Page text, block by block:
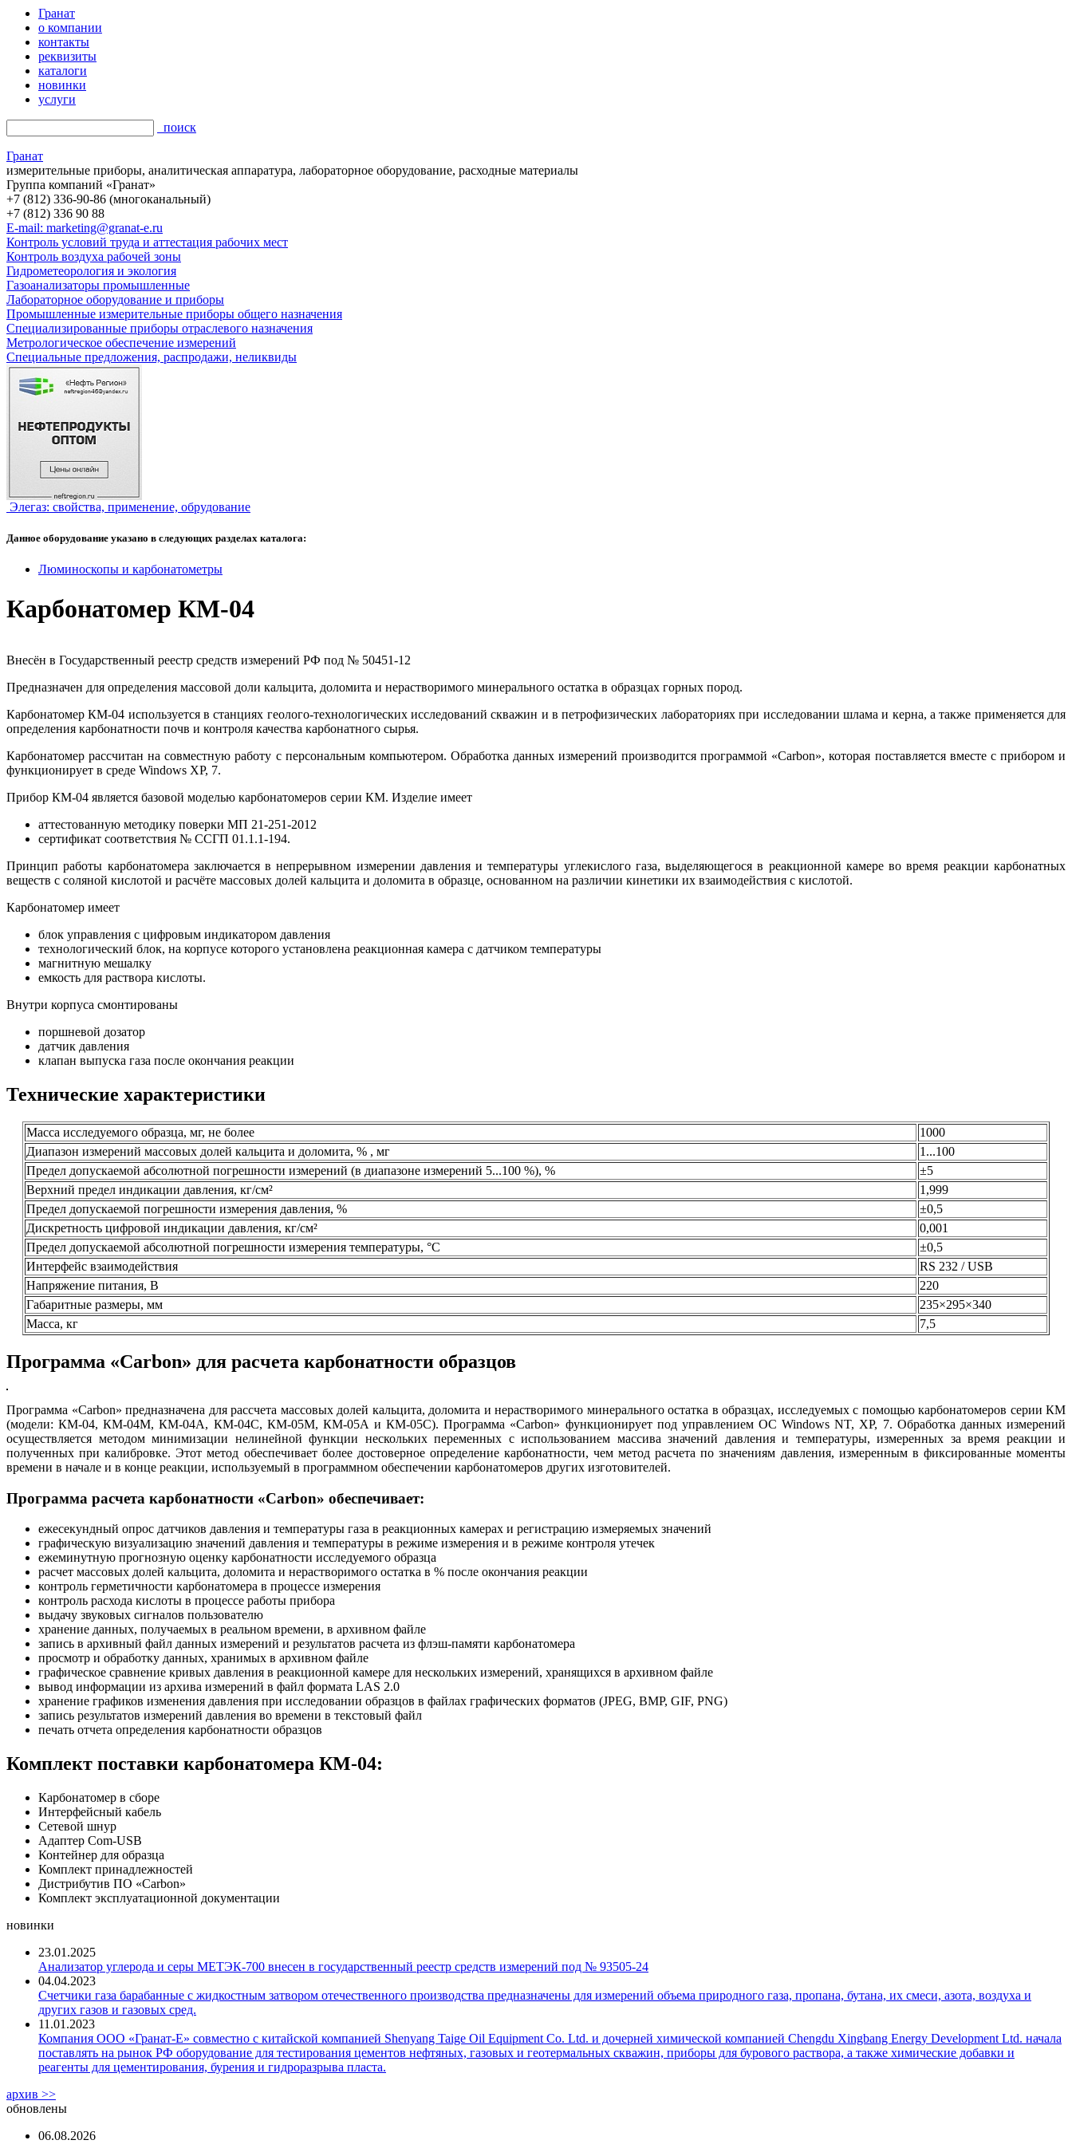
Гранат
о компании
контакты
реквизиты
каталоги
новинки
услуги
поиск
Гранат
измерительные приборы, аналитическая аппаратура, лабораторное оборудование, расходные материалы
Группа компаний «Гранат»
+7 (812) 336-90-86 (многоканальный)
+7 (812) 336 90 88
E-mail: marketing@granat-e.ru
Контроль условий труда и аттестация рабочих мест
Контроль воздуха рабочей зоны
Гидрометеорология и экология
Газоанализаторы промышленные
Лабораторное оборудование и приборы
Промышленные измерительные приборы общего назначения
Специализированные приборы отраслевого назначения
Метрологическое обеспечение измерений
Специальные предложения, распродажи, неликвиды
Элегаз: свойства, применение, обрудование
Данное оборудование указано в следующих разделах каталога:
Люминоскопы и карбонатометры
Карбонатомер КМ-04
Внесён в Государственный реестр средств измерений РФ под № 50451-12
Предназначен для определения массовой доли кальцита, доломита и нерастворимого минерального остатка в образцах горных пород.
Карбонатомер КМ-04 используется в станциях геолого-технологических исследований скважин и в петрофизических лабораториях при исследовании шлама и керна, а также применяется для
определения карбонатности почв и контроля качества карбонатного сырья.
Карбонатомер рассчитан на совместную работу с персональным компьютером. Обработка данных измерений производится программой «Carbon», которая поставляется вместе с прибором и
функционирует в среде Windows XP, 7.
Прибор КМ-04 является базовой моделью карбонатомеров серии КМ. Изделие имеет
аттестованную методику поверки МП 21-251-2012
сертификат соответствия № ССГП 01.1.1-194.
Принцип работы карбонатомера заключается в непрерывном измерении давления и температуры углекислого газа, выделяющегося в реакционной камере во время реакции карбонатных
веществ с соляной кислотой и расчёте массовых долей кальцита и доломита в образце, основанном на различии кинетики их взаимодействия с кислотой.
Карбонатомер имеет
блок управления с цифровым индикатором давления
технологический блок, на корпусе которого установлена реакционная камера с датчиком температуры
магнитную мешалку
емкость для раствора кислоты.
Внутри корпуса смонтированы
поршневой дозатор
датчик давления
клапан выпуска газа после окончания реакции
Технические характеристики
Масса исследуемого образца, мг, не более
1000
Диапазон измерений массовых долей кальцита и доломита, % , мг
1...100
Предел допускаемой абсолютной погрешности измерений (в диапазоне измерений 5...100 %), %
±5
Верхний предел индикации давления, кг/см²
1,999
Предел допускаемой погрешности измерения давления, %
±0,5
Дискретность цифровой индикации давления, кг/см²
0,001
Предел допускаемой абсолютной погрешности измерения температуры, °С
±0,5
Интерфейс взаимодействия
RS 232 / USB
Напряжение питания, В
220
Габаритные размеры, мм
235×295×340
Масса, кг
7,5
Программа «Carbon» для расчета карбонатности образцов
Программа «Carbon» предназначена для рассчета массовых долей кальцита, доломита и нерастворимого минерального остатка в образцах, исследуемых с помощью карбонатомеров серии КМ
(модели: КМ-04, КМ-04М, КМ-04А, КМ-04С, КМ-05М, КМ-05А и КМ-05С). Программа «Carbon» функционирует под управлением OC Windows NT, XP, 7. Обработка данных измерений
осуществляется методом минимизации нелинейной функции нескольких переменных с использованием массива значений давления и температуры, измеренных за время реакции и
полученных при калибровке. Этот метод обеспечивает более достоверное определение карбонатности, чем метод расчета по значениям давления, измеренным в фиксированные моменты
времени в начале и в конце реакции, используемый в программном обеспечении карбонатомеров других изготовителей.
Программа расчета карбонатности «Carbon» обеспечивает:
ежесекундный опрос датчиков давления и температуры газа в реакционных камерах и регистрацию измеряемых значений
графическую визуализацию значений давления и температуры в режиме измерения и в режиме контроля утечек
ежеминутную прогнозную оценку карбонатности исследуемого образца
расчет массовых долей кальцита, доломита и нерастворимого остатка в % после окончания реакции
контроль герметичности карбонатомера в процессе измерения
контроль расхода кислоты в процессе работы прибора
выдачу звуковых сигналов пользователю
хранение данных, получаемых в реальном времени, в архивном файле
запись в архивный файл данных измерений и результатов расчета из флэш-памяти карбонатомера
просмотр и обработку данных, хранимых в архивном файле
графическое сравнение кривых давления в реакционной камере для нескольких измерений, хранящихся в архивном файле
вывод информации из архива измерений в файл формата LAS 2.0
хранение графиков изменения давления при исследовании образцов в файлах графических форматов (JPEG, BMP, GIF, PNG)
запись результатов измерений давления во времени в текстовый файл
печать отчета определения карбонатности образцов
Комплект поставки карбонатомера КМ-04:
Карбонатомер в сборе
Интерфейсный кабель
Сетевой шнур
Адаптер Сom-USB
Контейнер для образца
Комплект принадлежностей
Дистрибутив ПО «Carbon»
Комплект эксплуатационной документации
новинки
23.01.2025
Анализатор углерода и серы МЕТЭК-700 внесен в государственный реестр средств измерений под № 93505-24
04.04.2023
Счетчики газа барабанные с жидкостным затвором отечественного производства предназначены для измерений объема природного газа, пропана, бутана, их смеси, азота, воздуха и
других газов и газовых сред.
11.01.2023
Компания ООО «Гранат-Е» совместно с китайской компанией Shenyang Taige Oil Equipment Co. Ltd. и дочерней химической компанией Chengdu Xingbang Energy Development Ltd. начала
поставлять на рынок РФ оборудование для тестирования цементов нефтяных, газовых и геотермальных скважин, приборы для бурового раствора, а также химические добавки и
реагенты для цементирования, бурения и гидроразрыва пласта.
архив >>
обновлены
06.08.2026